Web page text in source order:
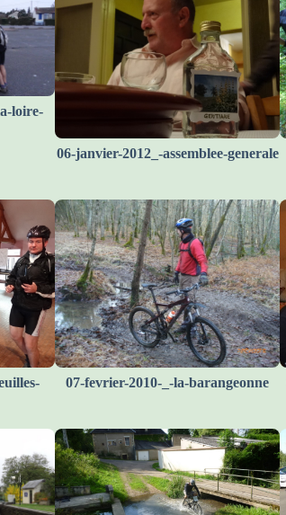
loire-
06-janvier-2012_-assemblee-generale
07-fevrier-2010-_-la-barangeonne